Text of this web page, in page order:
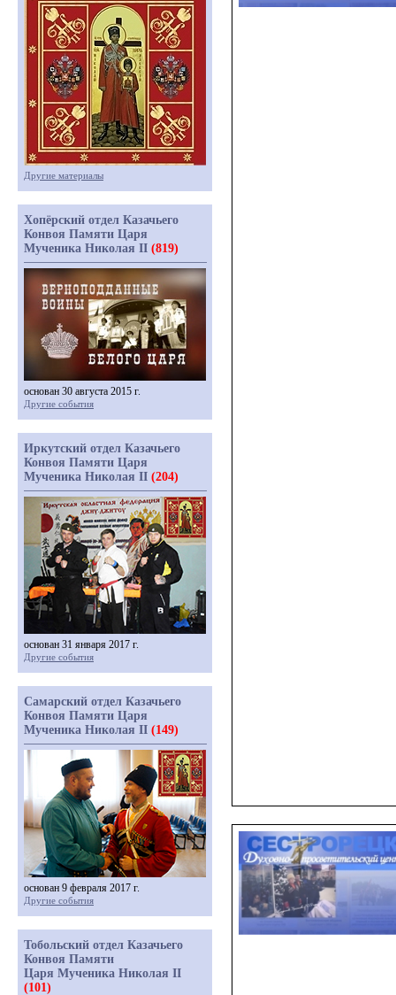
Другие материалы
Хопёрский отдел Казачьего
Конвоя Памяти Царя
Мученика Николая II (819)
основан 30 августа 2015 г.
Другие события
Иркутский отдел Казачьего
Конвоя Памяти Царя
Мученика Николая II (204)
основан 31 января 2017 г.
Другие события
Самарский отдел Казачьего
Конвоя Памяти Царя
Мученика Николая II (149)
основан 9 февраля 2017 г.
Другие события
Тобольский отдел Казачьего
Конвоя Памяти
Царя Мученика Николая II
(101)